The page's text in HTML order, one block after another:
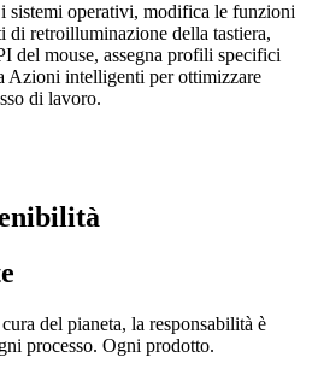
sistemi operativi, modifica le funzioni
di retroilluminazione della tastiera,
del mouse, assegna profili specifici
Azioni intelligenti per ottimizzare
di lavoro.
del pianeta, la responsabilità è
processo. Ogni prodotto.